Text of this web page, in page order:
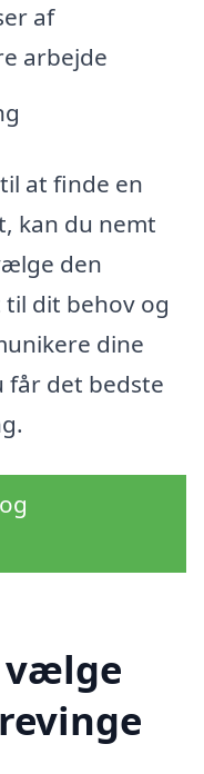
af
arbejde
at finde en
kan du nemt
den
dit behov og
dine
får det bedste
vælge